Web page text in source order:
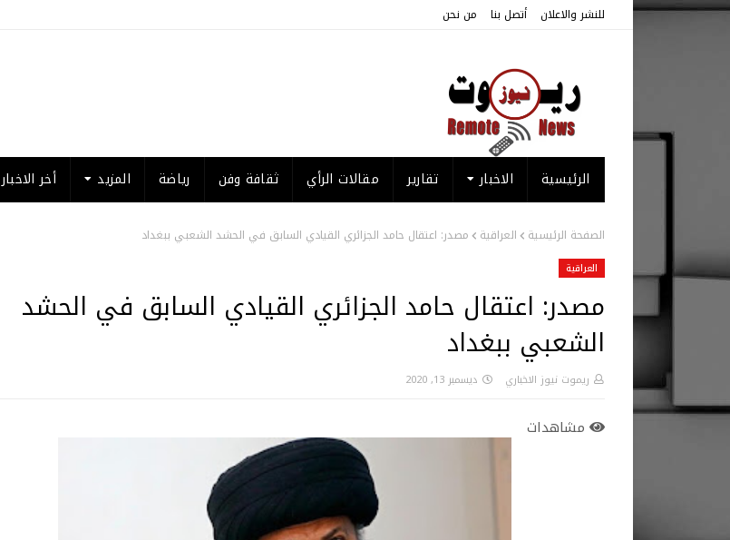
للنشر والاعلان أتصل بنا من نحن
الرئيسية الاخبار تقارير مقالات الرأي ثقافة وفن رياضة المزيد أخر الاخبار
الصفحة الرئيسية العراقية مصدر: اعتقال حامد الجزائري القيادي السابق في الحشد الشعبي ببغداد
العراقية
مصدر: اعتقال حامد الجزائري القيادي السابق في الحشد
الشعبي ببغداد
ريموت نيوز الاخباري ديسمبر 13, 2020
مشاهدات